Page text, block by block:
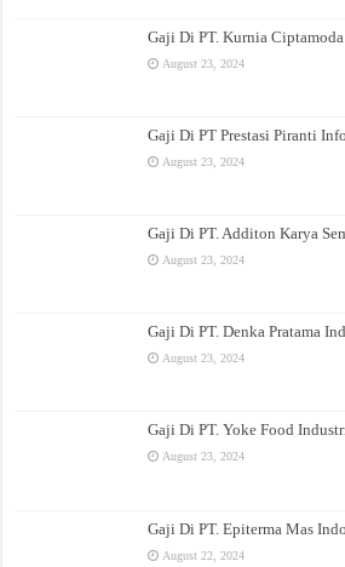
Gaji Di PT. Kurnia
August 23, 2024
Gaji Di PT Prestasi Piranti
August 23, 2024
Gaji Di PT. Additon Karya
August 23, 2024
Gaji Di PT. Denka Pratama
August 23, 2024
Gaji Di PT. Yoke Food
August 23, 2024
Gaji Di PT. Epiterma Mas
August 22, 2024